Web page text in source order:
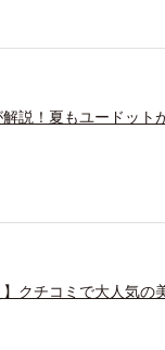
説！夏もユードット
】クチコミで大人気の